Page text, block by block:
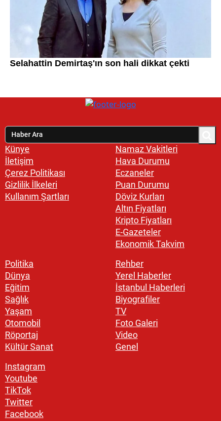
Künye
İletişim
Çerez Politikası
Gizlilik İlkeleri
Kullanım Şartları
Namaz Vakitleri
Hava Durumu
Eczaneler
Puan Durumu
Döviz Kurları
Altın Fiyatları
Kripto Fiyatları
E-Gazeteler
Ekonomik Takvim
Politika
Dünya
Eğitim
Sağlık
Yaşam
Otomobil
Röportaj
Kültür Sanat
Rehber
Yerel Haberler
İstanbul Haberleri
Biyografiler
TV
Foto Galeri
Video
Genel
Instagram
Youtube
TikTok
Twitter
Facebook